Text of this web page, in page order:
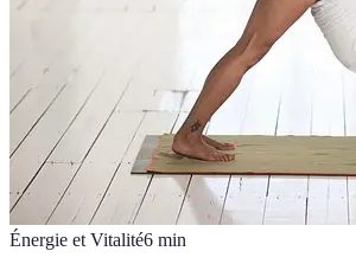
Énergie et Vitalité6 min